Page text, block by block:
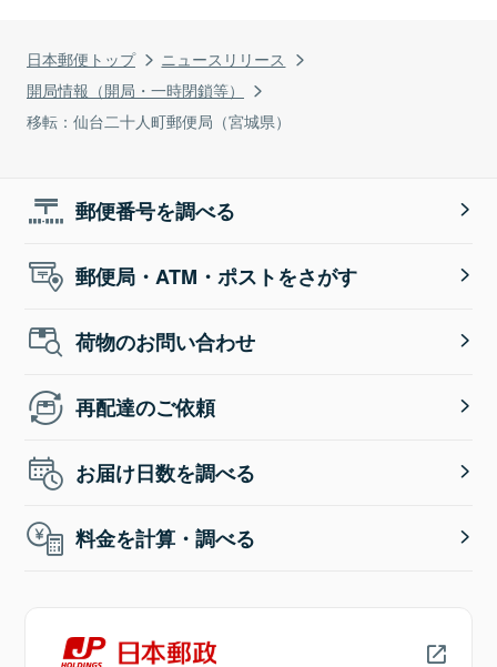
日本郵便トップ
ニュースリリース
開局情報（開局・一時閉鎖等）
移転：仙台二十人町郵便局（宮城県）
郵便番号を調べる
郵便局・ATM・ポストをさがす
荷物のお問い合わせ
再配達のご依頼
お届け日数を調べる
料金を計算・調べる